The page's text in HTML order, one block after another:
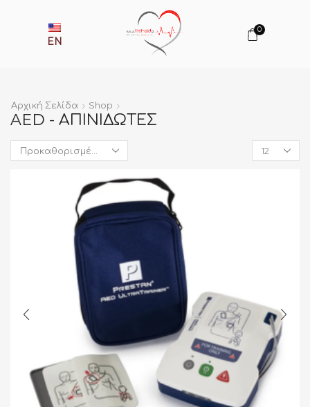
EN
0
Αρχική Σελίδα Shop
AED - ΑΠΙΝΙΔΩΤΈΣ
Products
per